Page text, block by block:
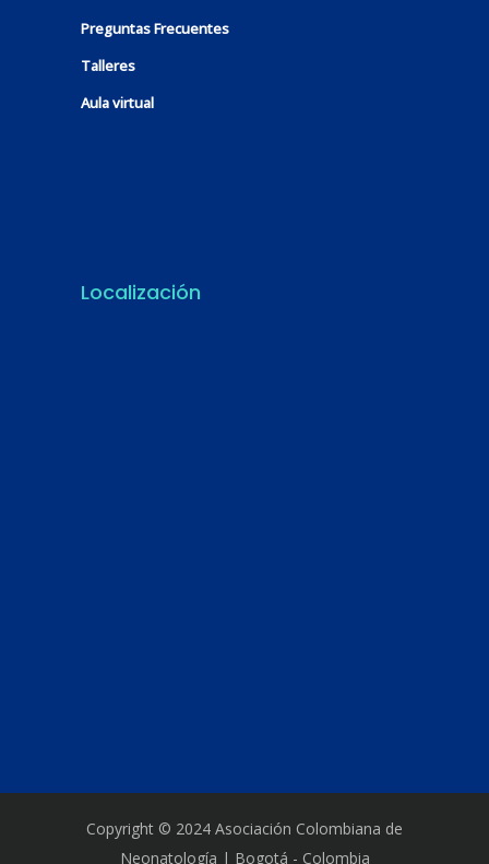
Preguntas Frecuentes
Talleres
Aula virtual
Localización
Copyright © 2024 Asociación Colombiana de
Neonatología | Bogotá - Colombia